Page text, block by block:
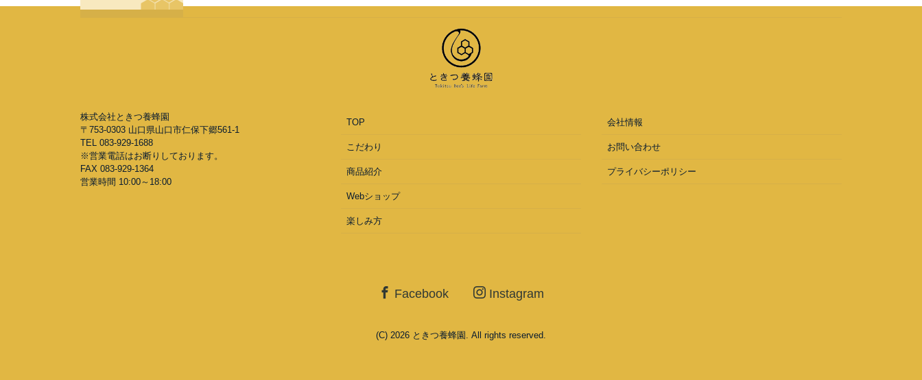
株式会社ときつ養蜂園
〒753-0303 山口県山口市仁保下郷561-1
TEL 083-929-1688
※営業電話はお断りしております。
FAX 083-929-1364
営業時間 10:00～18:00
TOP
こだわり
商品紹介
Webショップ
楽しみ方
会社情報
お問い合わせ
プライバシーポリシー
Facebook Instagram
(C) 2026 ときつ養蜂園 . All rights reserved.